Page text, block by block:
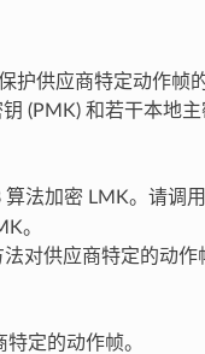
护供应商特定动作帧
(PMK) 和若干本地
算法加密 LMK。请调用
。
对供应商特定的动
定的动作帧。